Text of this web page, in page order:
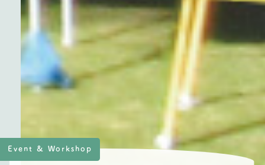
Event & Workshop